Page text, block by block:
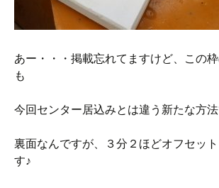
あー・・・掲載忘れてますけど、この
も
今回センター居込みとは違う新たな方法
裏面なんですが、３分２ほどオフセッ
す♪